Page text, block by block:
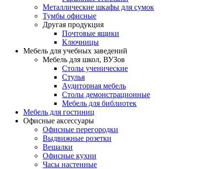
Металлические шкафы для сумок
Тумбы офисные
Другая продукция
Почтовые ящики
Ключницы
Мебель для учебных заведений
Мебель для школ, ВУЗов
Столы ученические
Стулья
Аудиторная мебель
Столы демонстрационные
Мебель для библиотек
Мебель для гостиниц
Офисные аксессуары
Офисные перегородки
Выдвижные розетки
Вешалки
Офисные кухни
Часы настенные